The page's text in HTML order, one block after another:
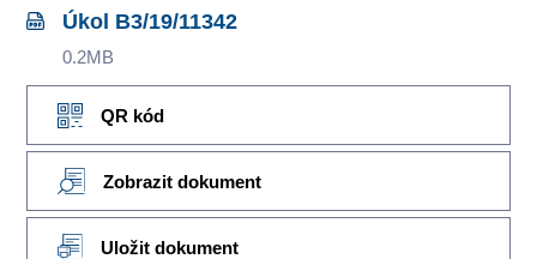
Úkol B3/19/11342
0.2MB
QR kód
Zobrazit dokument
Uložit dokument